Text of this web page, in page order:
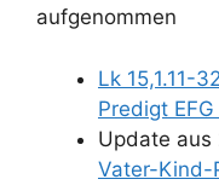
aufgenommen
Lk 15,1.11-
Predigt
Update aus
Vater-Kind-